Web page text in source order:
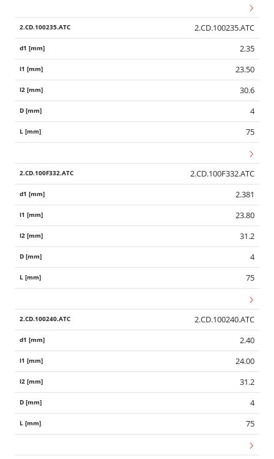
2.CD.100235.ATC
2.35
23.50
30.6
4
75
2.CD.100F332.ATC
2.381
23.80
31.2
4
75
2.CD.100240.ATC
2.40
24.00
31.2
4
75